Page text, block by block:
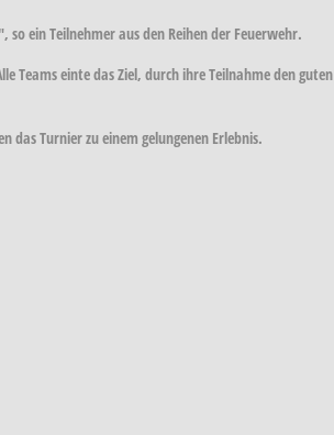
ein Teilnehmer aus den Reihen der Feuerwehr.
Teams einte das Ziel, durch ihre Teilnahme den guten
das Turnier zu einem gelungenen Erlebnis.